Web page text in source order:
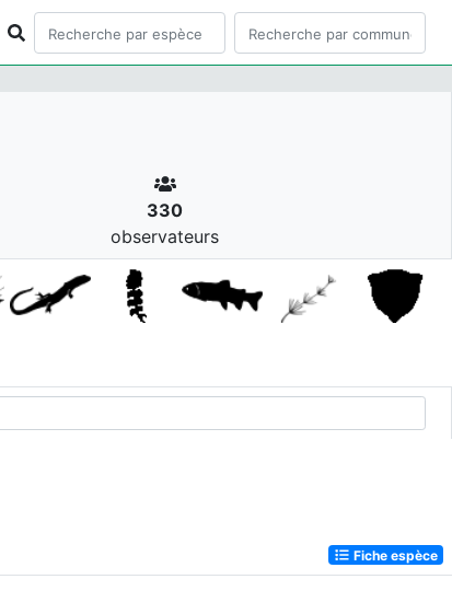
330
observateurs
Fiche espèce